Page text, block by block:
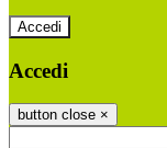
Accedi
Accedi
button close ×